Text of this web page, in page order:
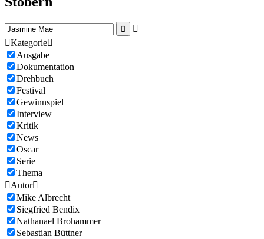


Kategorie
Ausgabe
Dokumentation
Drehbuch
Festival
Gewinnspiel
Interview
Kritik
News
Oscar
Serie
Thema
Autor
Mike Albrecht
Siegfried Bendix
Nathanael Brohammer
Sebastian Büttner